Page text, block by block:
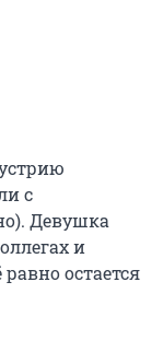
с
Девушка
и
остается